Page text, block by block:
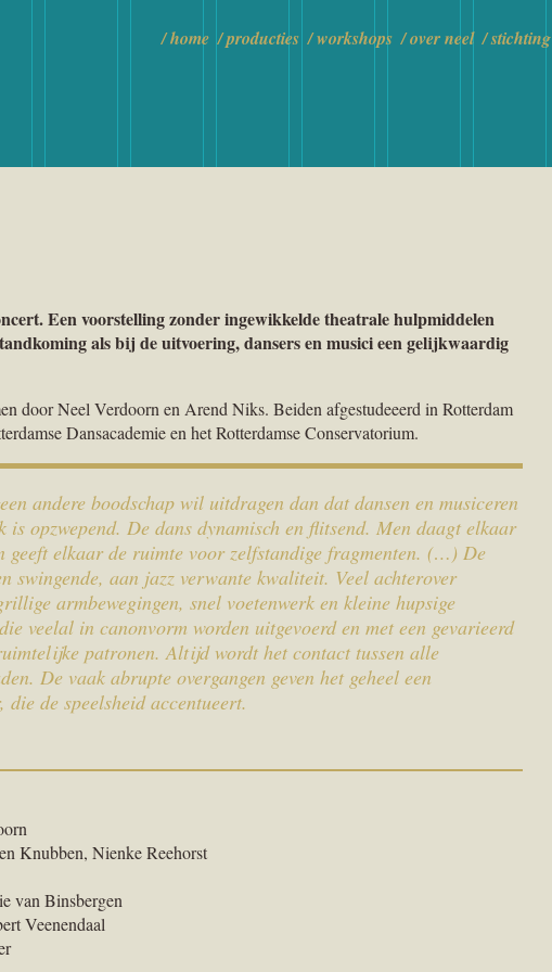
home producties workshops over neel stichting
Een voorstelling zonder ingewikkelde theatrale hulpmiddelen
als bij de uitvoering, dansers en musici een gelijkwaardig
door Neel Verdoorn en Arend Niks. Beiden afgestudeeerd in Rotterdam
Dansacademie en het Rotterdamse Conservatorium.
andere boodschap wil uitdragen dan dat dansen en musiceren
is opzwepend. De dans dynamisch en flitsend. Men daagt elkaar
geeft elkaar de ruimte voor zelfstandige fragmenten. (…) De
swingende, aan jazz verwante kwaliteit. Veel achterover
armbewegingen, snel voetenwerk en kleine hupsige
veelal in canonvorm worden uitgevoerd en met een gevarieerd
patronen. Altijd wordt het contact tussen alle
De vaak abrupte overgangen geven het geheel een
die de speelsheid accentueert.
Knubben, Nienke Reehorst
van Binsbergen
Veenendaal